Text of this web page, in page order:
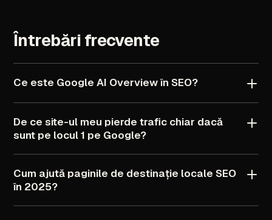
Întrebări frecvente
Ce este Google AI Overviewîn SEO?
De ce site-ul meu pierde trafic chiar dacă
sunt pe locul1 pe Google?
Cum ajută paginile de destinație locale SEO
în 2025?